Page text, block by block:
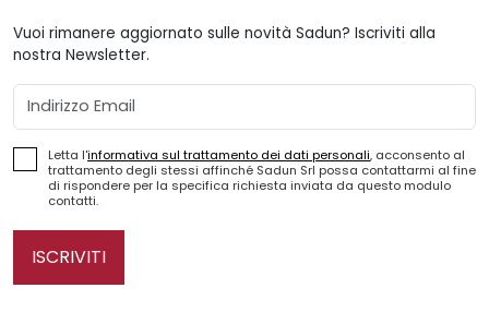
Vuoi rimanere aggiornato sulle novità Sadun? Iscriviti alla
nostra Newsletter.
Email
Letta l'informativa sul trattamento dei dati personali, acconsento al
trattamento degli stessi affinché Sadun Srl possa contattarmi al fine
di rispondere per la specifica richiesta inviata da questo modulo
contatti.
ISCRIVITI